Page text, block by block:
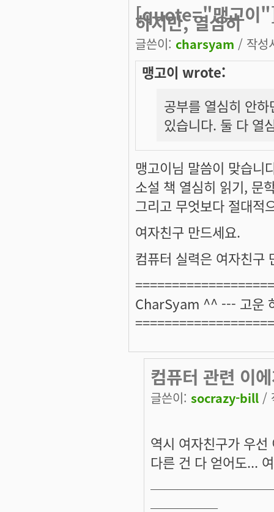
[quote="맹고이"]
하지만, 열심히
글쓴이: charsyam / 작성
맹고이 wrote:
공부를 열심히 안
있습니다. 둘 다 열
맹고이님 말씀이 맞습니
소설 책 열심히 읽기, 문
그리고 무엇보다 절대적
여자친구 만드세요.
컴퓨터 실력은 여자친구
CharSyam ^^ --- 고운
컴퓨터 관련 이
글쓴이: socrazy-bill /
역시 여자친구가 우선
다른 건 다 얻어도...
─────